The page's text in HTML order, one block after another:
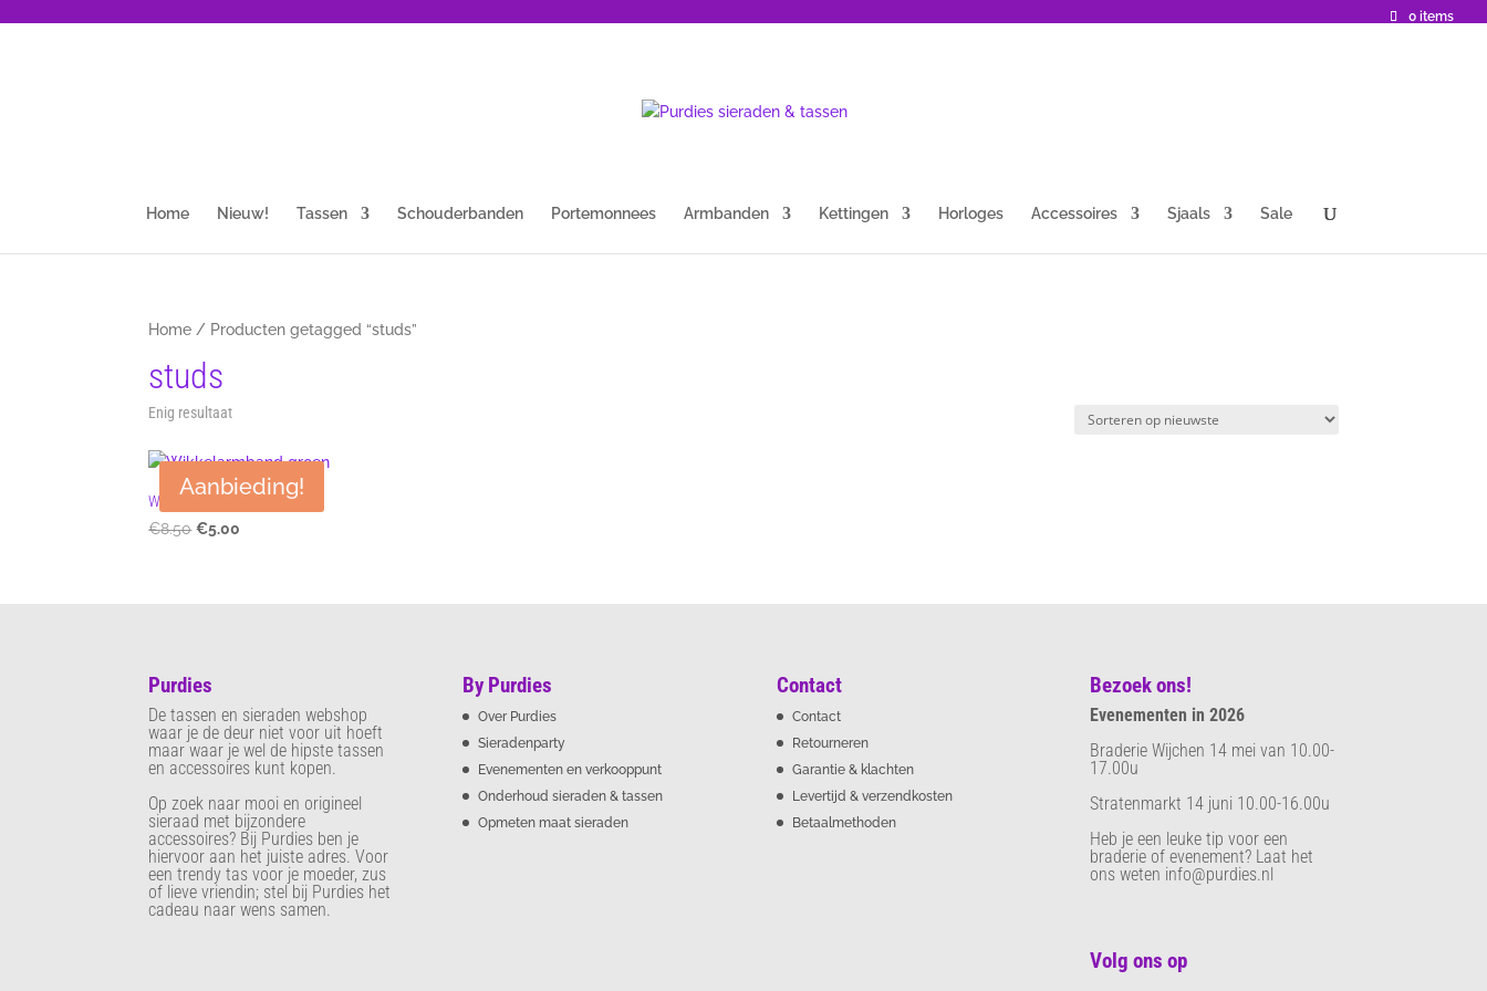
0 items
Home Nieuw! Tassen Schouderbanden Portemonnees Armbanden Kettingen Horloges Accessoires Sjaals Sale
Home / Producten getagged “studs”
studs
Enig resultaat
Aanbieding!
Wikkelarmband groen
€8.50 Oorspronkelijke
€5.00
Purdies
De tassen en sieraden webshop
waar je de deur niet voor uit hoeft
maar waar je wel de hipste tassen
en accessoires kunt kopen.
Op zoek naar mooi en origineel
sieraad met bijzondere
accessoires? Bij Purdies ben je
hiervoor aan het juiste adres. Voor
een trendy tas voor je moeder, zus
of lieve vriendin; stel bij Purdies het
cadeau naar wens samen.
By Purdies
Over Purdies
Sieradenparty
Evenementen en verkooppunt
Onderhoud sieraden & tassen
Opmeten maat sieraden
Contact
Contact
Retourneren
Garantie & klachten
Levertijd & verzendkosten
Betaalmethoden
Bezoek ons!
Evenementen in 2026
Braderie Wijchen 14 mei van 10.00-
17.00u
Stratenmarkt 14 juni 10.00-16.00u
Heb je een leuke tip voor een
braderie of evenement? Laat het
ons weten info@purdies.nl
Volg ons op